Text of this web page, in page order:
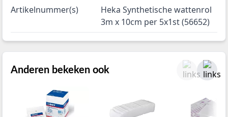
Artikelnummer(s)
Heka Synthetische wattenrol
3m x 10cm per 5x1st (56652)
Anderen bekeken ook